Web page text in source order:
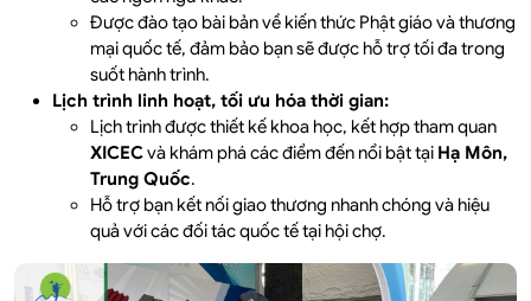
Được đào tạo bài bản về kiến thức Phật giáo và thương
mại quốc tế, đảm bảo bạn sẽ được hỗ trợ tối đa trong
suốt hành trình.
Lịch trình linh hoạt, tối ưu hóa thời gian:
Lịch trình được thiết kế khoa học, kết hợp tham quan
XICECvà khám phá các điểm đến nổi bật tại Hạ Môn,
Trung Quốc.
Hỗ trợ bạn kết nối giao thương nhanh chóng và hiệu
quả với các đối tác quốc tế tại hội chợ.